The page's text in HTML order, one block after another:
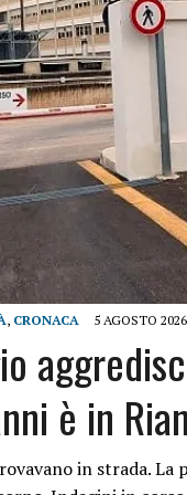
, CRONACA 5 AGOSTO 2026
è in
in strada.